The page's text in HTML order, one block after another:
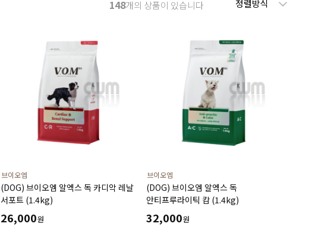
148개의 상품이 있습니다 정렬방식
브이오엠
(DOG) 브이오엠 알엑스 독 카디악 레날
서포트 (1.4kg)
26,000원
브이오엠
(DOG) 브이오엠 알엑스 독
안티프루라이틱 캄 (1.4kg)
32,000원